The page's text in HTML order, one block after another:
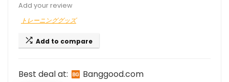
Add your review
トレーニンググッズ
Add to compare
Best deal at: banggood.com